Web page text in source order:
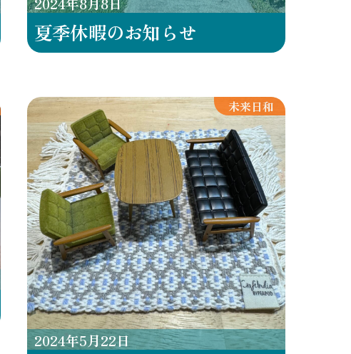
夏季休暇のお知らせ
未来日和
2024年5月22日